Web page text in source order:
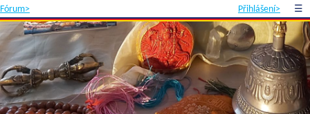
Fórum> Přihlášení> ☰